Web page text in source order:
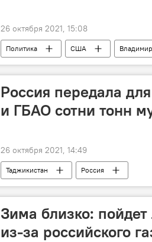
26 октября 2021, 15:08
Политика США
Обзор СМИ
Россия передала
и ГБАО сотни тонн
26 октября 2021, 14:49
Таджикистан Россия
Зима близко:
из-за российского